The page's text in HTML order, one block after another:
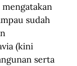
sudah
(kini
serta